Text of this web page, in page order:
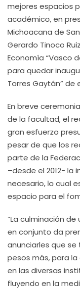
mejores espacios
académico, en
Michoacana de
Gerardo Tinoco
Economía “Vasco
para quedar
Torres Gaytán”
En breve
de la facultad, el
gran esfuerzo
pesar de que los
parte de la
–desde el 2012- la
necesario, lo cual
espacio para el
“La culminación
en conjunto da
anunciarles que se
pesos más, para
en las diversas
fluyendo en la